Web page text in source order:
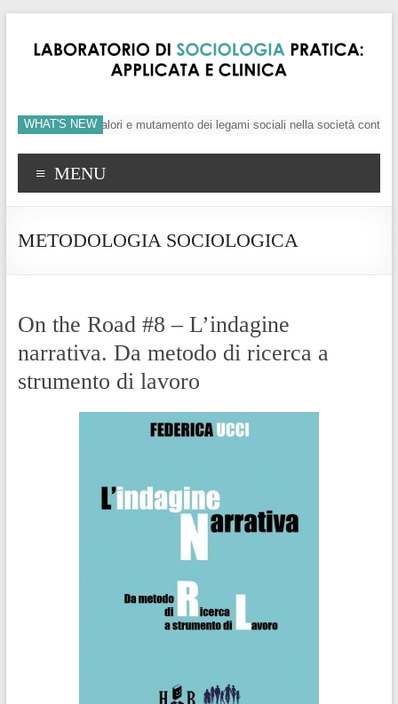
WHAT'S NEW
crisi dei valori e mutamento dei legami sociali nella società
MENU
METODOLOGIA SOCIOLOGICA
On the Road #8 – L’indagine
narrativa. Da metodo di ricerca a
strumento di lavoro